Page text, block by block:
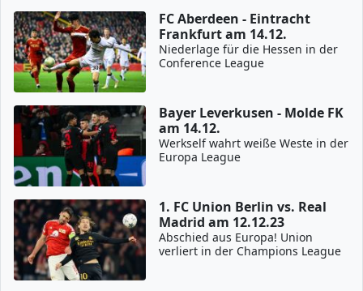
FC Aberdeen - Eintracht
Frankfurt am 14.12.
Niederlage für die Hessen in der
Conference League
Bayer Leverkusen - Molde FK
am 14.12.
Werkself wahrt weiße Weste in der
Europa League
1. FC Union Berlin vs. Real
Madrid am 12.12.23
Abschied aus Europa! Union
verliert in der Champions League